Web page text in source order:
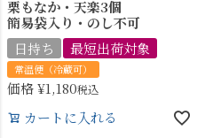
栗もなか・天楽3個
簡易袋入り・のし不可
日持ち
最短出荷対象
常温便（冷蔵可）
価格¥1,180税込
カートに入れる